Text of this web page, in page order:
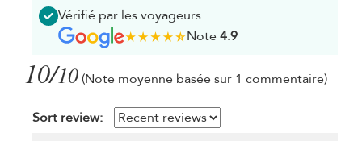
Vérifié par les voyageurs
Note4.9
10/10 (Note moyenne basée sur 1 commentaire)
Sort review: